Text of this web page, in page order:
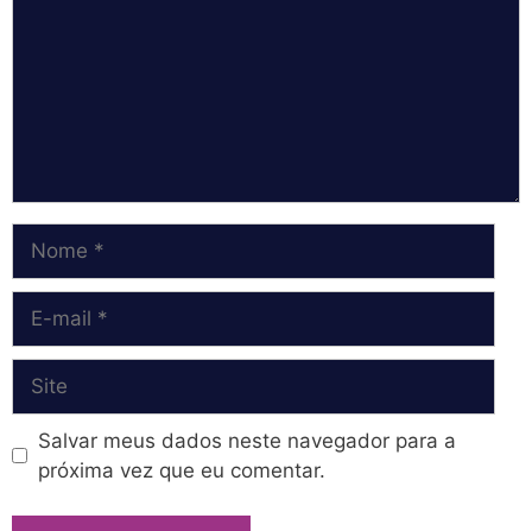
mail
Salvar meus dados neste navegador para a
próxima vez que eu comentar.